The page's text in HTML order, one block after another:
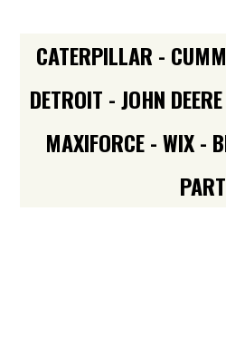
CATERPILLAR -
DETROIT - JOHN
MAXIFORCE - WIX -
PART